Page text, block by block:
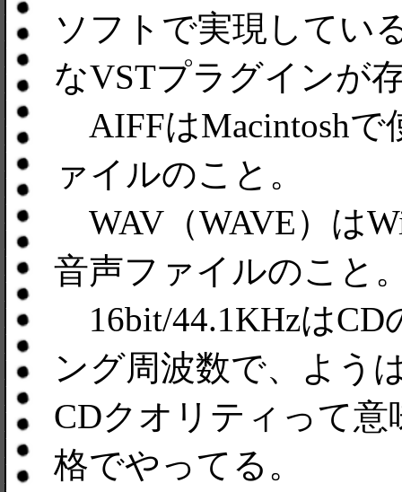
ソフトで実現してい
なVSTプラグインが
AIFFはMacintoshで
ァイルのこと。
WAV（WAVE）は
音声ファイルのこと
16bit/44.1KHzはCD
ング周波数で、よう
CDクオリティって
格でやってる。